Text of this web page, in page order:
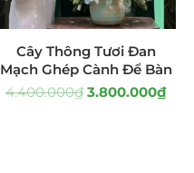
(16)
(33)
Cây Thông Tươi Đan
Mạch Ghép Cành Để Bàn
4.400.000₫ 3.800.000₫